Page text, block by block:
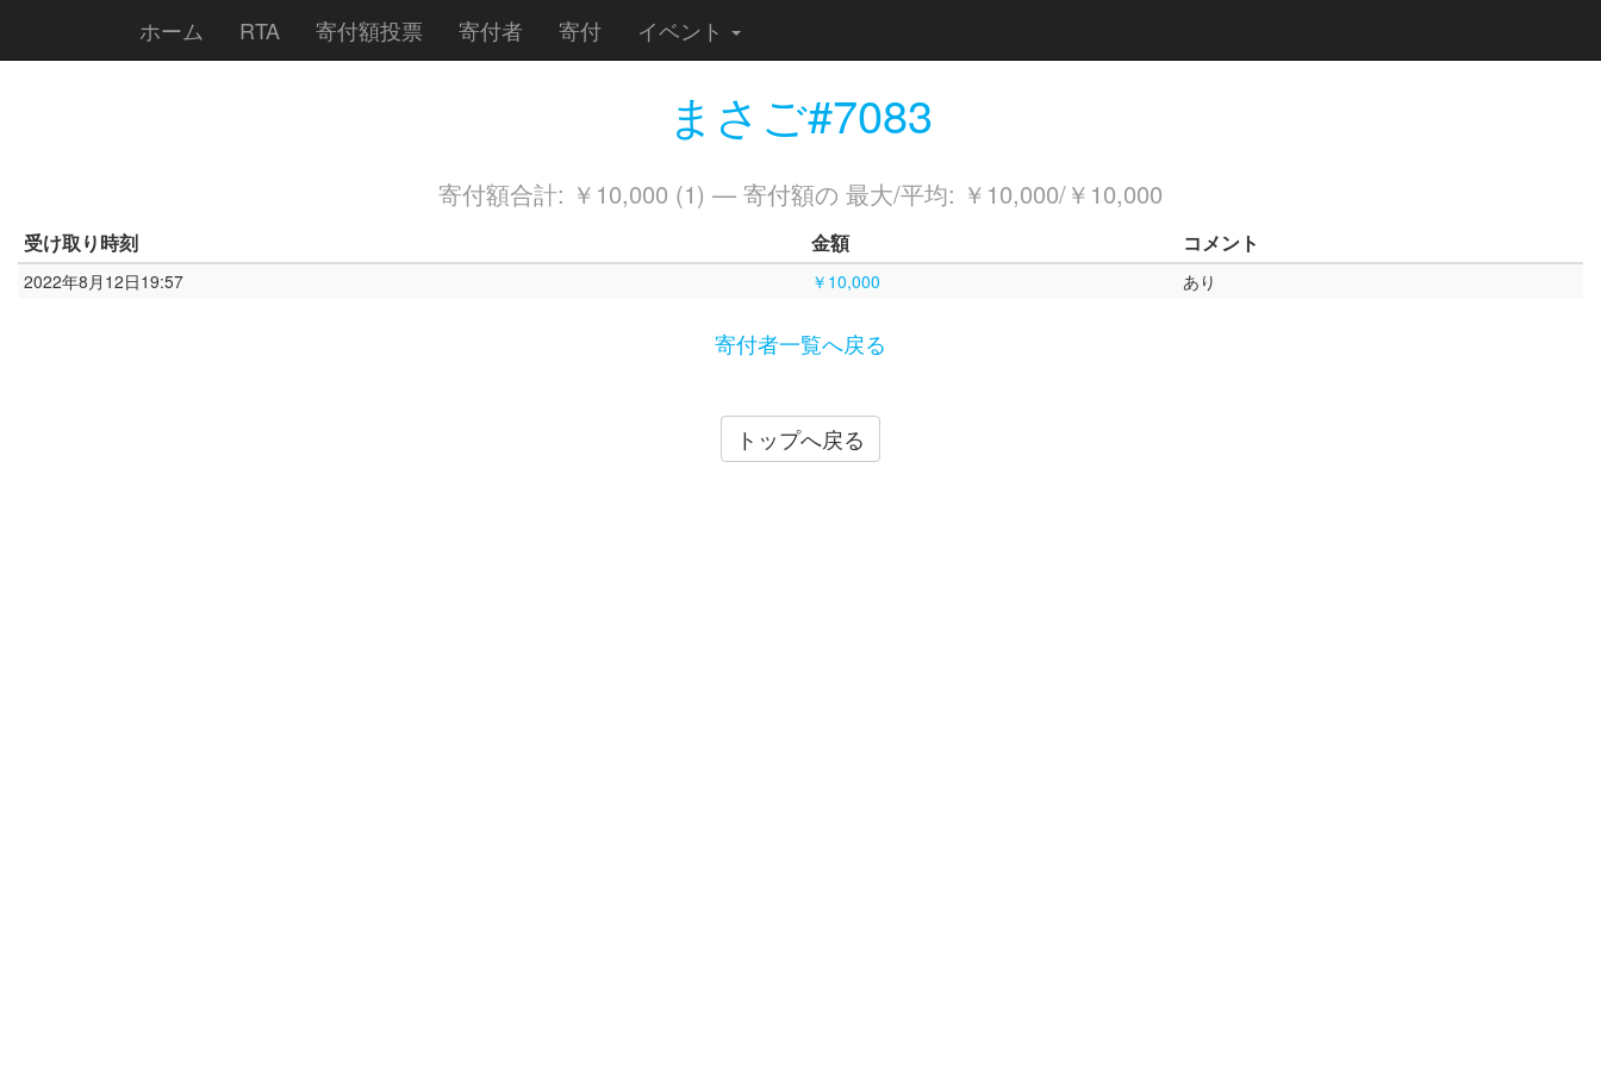
ホーム RTA 寄付額投票 寄付者 寄付 イベント
まさご#7083
寄付額合計: ￥10,000 (1) — 寄付額の 最大/平均: ￥10,000/￥10,000
受け取り時刻 金額 コメント
2022年8月12日19:57 ￥10,000 あり
寄付者一覧へ戻る
トップへ戻る